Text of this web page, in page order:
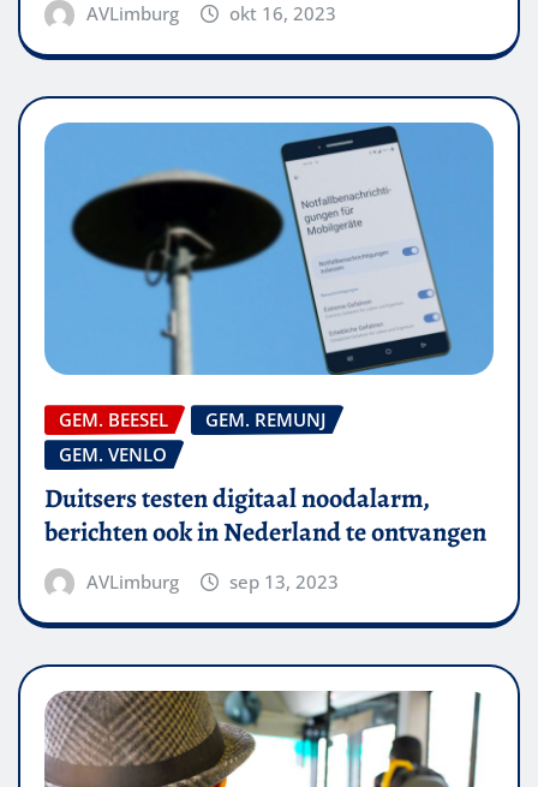
AVLimburg okt 16, 2023
GEM. BEESEL
GEM. REMUNJ
GEM. VENLO
Duitsers testen digitaal noodalarm,
berichten ook in Nederland te ontvangen
AVLimburg sep 13, 2023